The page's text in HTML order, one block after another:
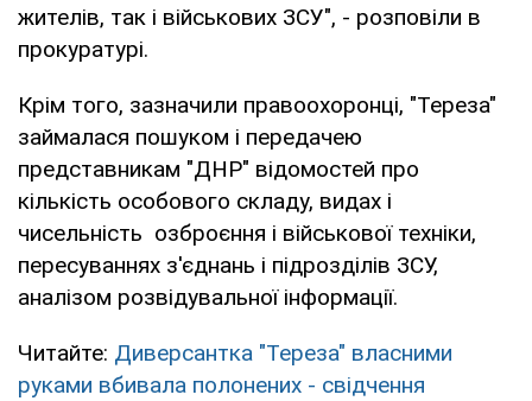
жителів, так і військових ЗСУ", - розповіли в
прокуратурі.
Крім того, зазначили правоохоронці, "Тереза"
займалася пошуком і передачею
представникам "ДНР" відомостей про
кількість особового складу, видах і
чисельність озброєння і військової техніки,
пересуваннях з'єднань і підрозділів ЗСУ,
аналізом розвідувальної інформації.
Читайте: Диверсантка "Тереза" власними
руками вбивала полонених - свідчення